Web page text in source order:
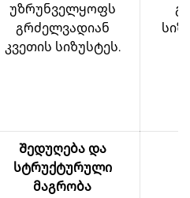
უზრუნველყოფს
გრძელვადიან
კვეთის სიზუსტეს.
Შედუღება და
სტრუქტურული
მაგრობა